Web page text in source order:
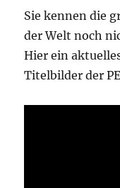
Sie kennen die
der Welt noch
Hier ein
Titelbilder der